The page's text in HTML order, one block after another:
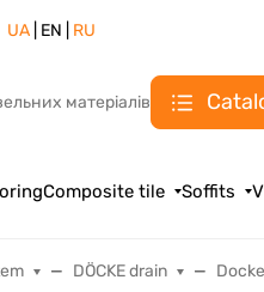
UA| EN | RU
матеріалів
Composite tile Soffits
DÖCKE drain